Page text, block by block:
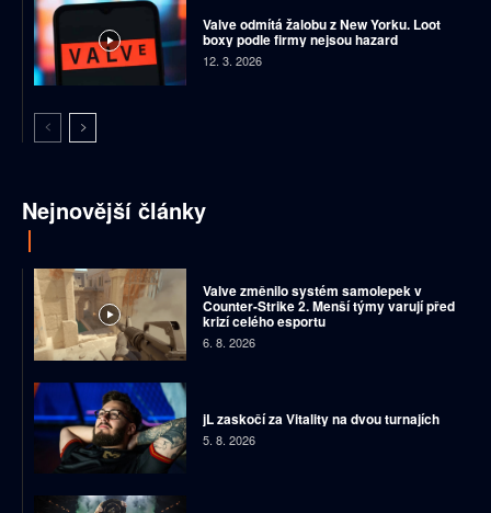
Valve odmítá žalobu z New Yorku. Loot
boxy podle firmy nejsou hazard
12. 3. 2026
Nejnovější články
Valve změnilo systém samolepek v
Counter-Strike 2. Menší týmy varují před
krizí celého esportu
6. 8. 2026
jL zaskočí za Vitality na dvou turnajích
5. 8. 2026